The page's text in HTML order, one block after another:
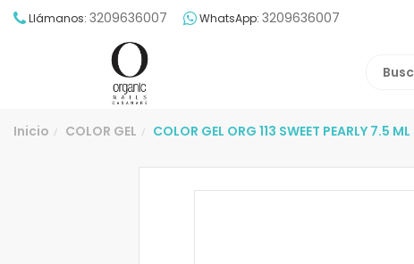
Llámanos: 3209636007 WhatsApp: 3209636007
Inicio / COLOR GEL / COLOR GEL ORG 113 SWEET PEARLY 7.5 ML